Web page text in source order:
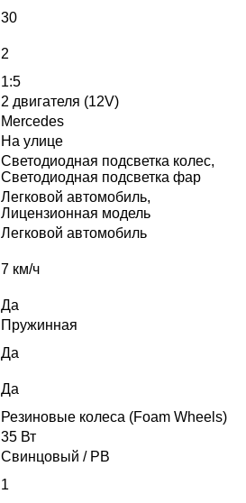
30
2
1:5
2 двигателя (12V)
Mercedes
На улице
Светодиодная подсветка колес,
Светодиодная подсветка фар
Легковой автомобиль,
Лицензионная модель
Легковой автомобиль
7 км/ч
Да
Пружинная
Да
Да
Резиновые колеса (Foam Wheels)
35 Вт
Свинцовый / PB
1